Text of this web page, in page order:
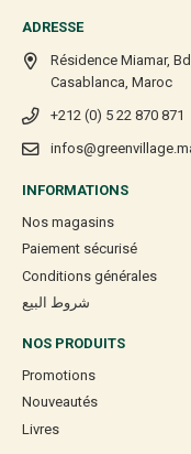
ADRESSE
Résidence Miamar,
Casablanca, Maroc
+212 (0) 5 22 870 871
INFORMATIONS
Nos magasins
Paiement sécurisé
Conditions générales
شروط البيع
NOS PRODUITS
Promotions
Nouveautés
Livres